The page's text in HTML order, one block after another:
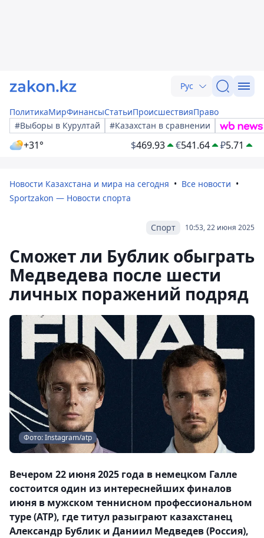
Рус
ПолитикаМирФинансыСтатьиПроисшествияПраво
#Выборы в Курултай
#Казахстан в сравнении
+31° $469.93 €541.64 ₽5.71
Новости Казахстана и мира на сегодня
Все новости
Sportzakon — Новости спорта
10:53, 22 июня 2025
Спорт
Сможет ли Бублик обыграть
Медведева после шести
личных поражений подряд
Фото: Instagram/atp
Вечером 22 июня 2025 года в немецком Галле
состоится один из интереснейших финалов
июня в мужском теннисном профессиональном
туре (ATP), где титул разыграют казахстанец
Александр Бублик и Даниил Медведев (Россия),